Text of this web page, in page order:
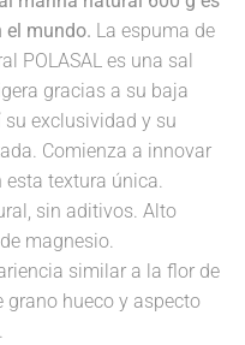
el mundo. La espuma de
POLASAL es una sal
gracias a su baja
su exclusividad y su
Comienza a innovar
textura única.
sin aditivos. Alto
magnesio.
similar a la flor de
grano hueco y aspecto